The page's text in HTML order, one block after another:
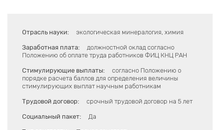
Отрасль науки: экологическая минералогия, химия
Заработная плата:
должностной оклад согласно
Положению об оплате труда работников ФИЦ КНЦ РАН
Стимулирующие выплаты:
согласно Положению о
порядке расчета баллов для определения величины
стимулирующих выплат научным работникам
Трудовой договор: срочный трудовой договор на 5 лет
Социальный пакет: Да